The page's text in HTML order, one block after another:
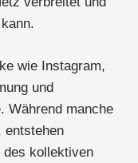
wie Instagram,
und
Während manche
entstehen
des kollektiven